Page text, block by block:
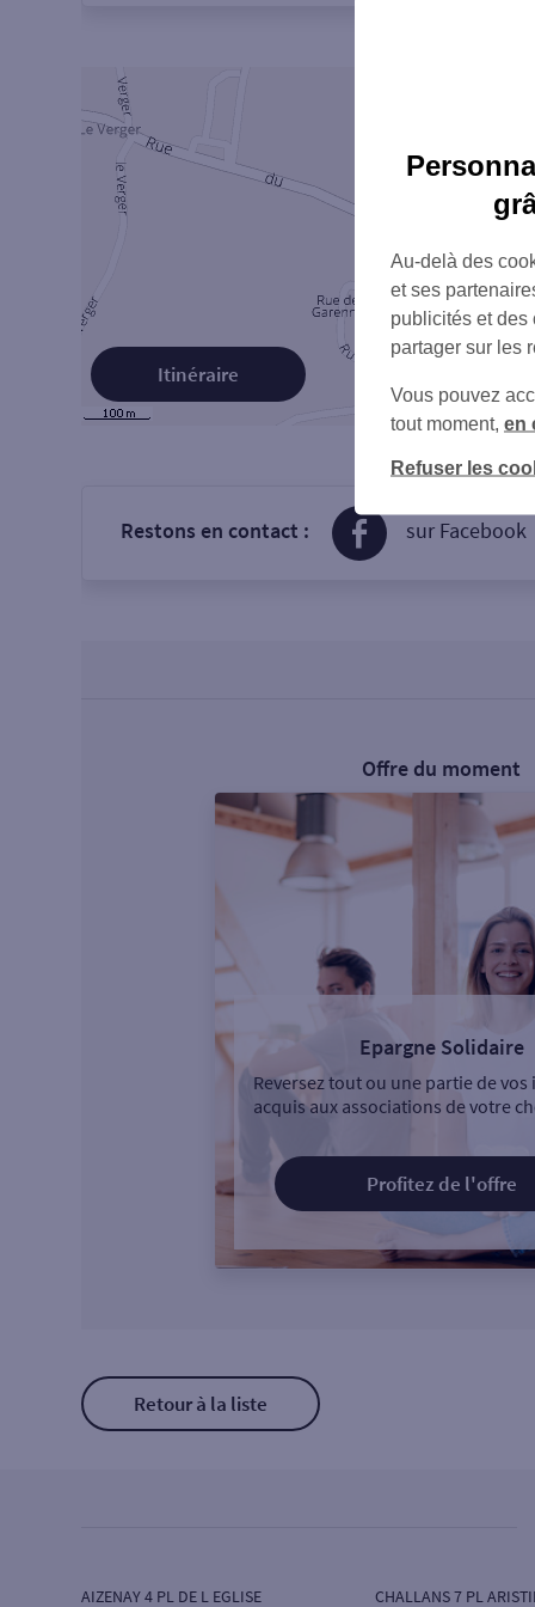
Itinéraire
Restons en contact : sur Facebook
Offre du moment
Epargne Solidaire
Reversez tout ou une partie de vos
acquis aux associations de votre
Profitez de l'offre
Retour à la liste
AIZENAY 4 PL DE L EGLISE CHALLANS 7 PL
Au-delà des
et ses
publicités et des
partager sur les
Vous pouvez
tout moment, en
Refuser les